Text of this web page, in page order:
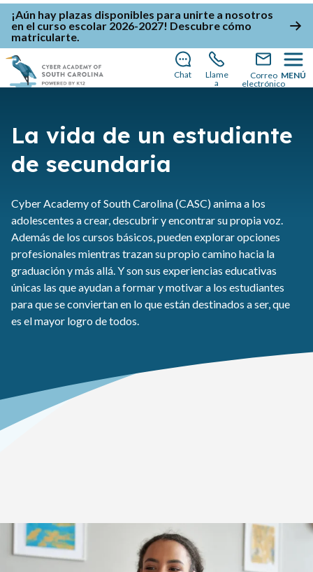
¡Aún hay plazas disponibles para unirte a nosotros
en el curso escolar 2026-2027! Descubre cómo
matricularte.
Chat
Llame
a
Correo
electrónico
MENÚ
La vida de un estudiante
de secundaria
Cyber Academy of South Carolina (CASC) anima a los
adolescentes a crear, descubrir y encontrar su propia voz.
Además de los cursos básicos, pueden explorar opciones
profesionales mientras trazan su propio camino hacia la
graduación y más allá. Y son sus experiencias educativas
únicas las que ayudan a formar y motivar a los estudiantes
para que se conviertan en lo que están destinados a ser, que
es el mayor logro de todos.
Inicio > Vida estudiantil > Secundaria